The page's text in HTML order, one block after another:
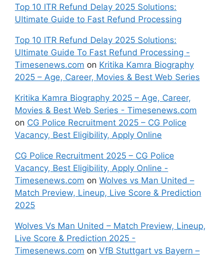
Top 10 ITR Refund Delay 2025 Solutions:
Ultimate Guide to Fast Refund Processing
Top 10 ITR Refund Delay 2025 Solutions:
Ultimate Guide To Fast Refund Processing -
Timesenews.com on Kritika Kamra Biography
2025 – Age, Career, Movies & Best Web Series
Kritika Kamra Biography 2025 – Age, Career,
Movies & Best Web Series - Timesenews.com
on CG Police Recruitment 2025 – CG Police
Vacancy, Best Eligibility, Apply Online
CG Police Recruitment 2025 – CG Police
Vacancy, Best Eligibility, Apply Online -
Timesenews.com on Wolves vs Man United –
Match Preview, Lineup, Live Score & Prediction
2025
Wolves Vs Man United – Match Preview, Lineup,
Live Score & Prediction 2025 -
Timesenews.com on VfB Stuttgart vs Bayern –